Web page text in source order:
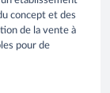
concept et des
de la vente à
pour de